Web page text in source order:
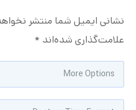
نشانی ایمیل شما منتشر
علامت‌گذاری شده‌اند *